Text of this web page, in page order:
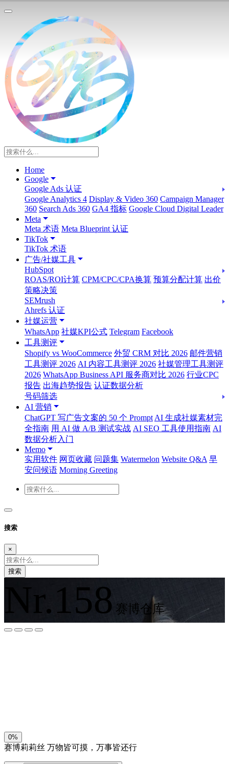
Home
Google
Google Ads 认证
Google Analytics 4 Display & Video 360 Campaign Manager
360 Search Ads 360 GA4 指标 Google Cloud Digital Leader
Meta
Meta 术语 Meta Blueprint 认证
TikTok
TikTok 术语
广告/社媒工具
HubSpot
ROAS/ROI计算 CPM/CPC/CPA换算 预算分配计算 出价
策略决策
SEMrush
Ahrefs 认证
社媒运营
WhatsApp 社媒KPI公式 Telegram Facebook
工具测评
Shopify vs WooCommerce 外贸 CRM 对比 2026 邮件营销
工具测评 2026 AI 内容工具测评 2026 社媒管理工具测评
2026 WhatsApp Business API 服务商对比 2026 行业CPC
报告 出海趋势报告 认证数据分析
号码筛选
AI 营销
ChatGPT 写广告文案的 50 个 Prompt AI 生成社媒素材完
全指南 用 AI 做 A/B 测试实战 AI SEO 工具使用指南 AI
数据分析入门
Memo
实用软件 网页收藏 问题集 Watermelon Website Q&A 早
安问候语 Morning Greeting
搜索
×
搜索
Nr.158 赛博仓库
0%
赛博莉莉丝 万物皆可摸，万事皆还行